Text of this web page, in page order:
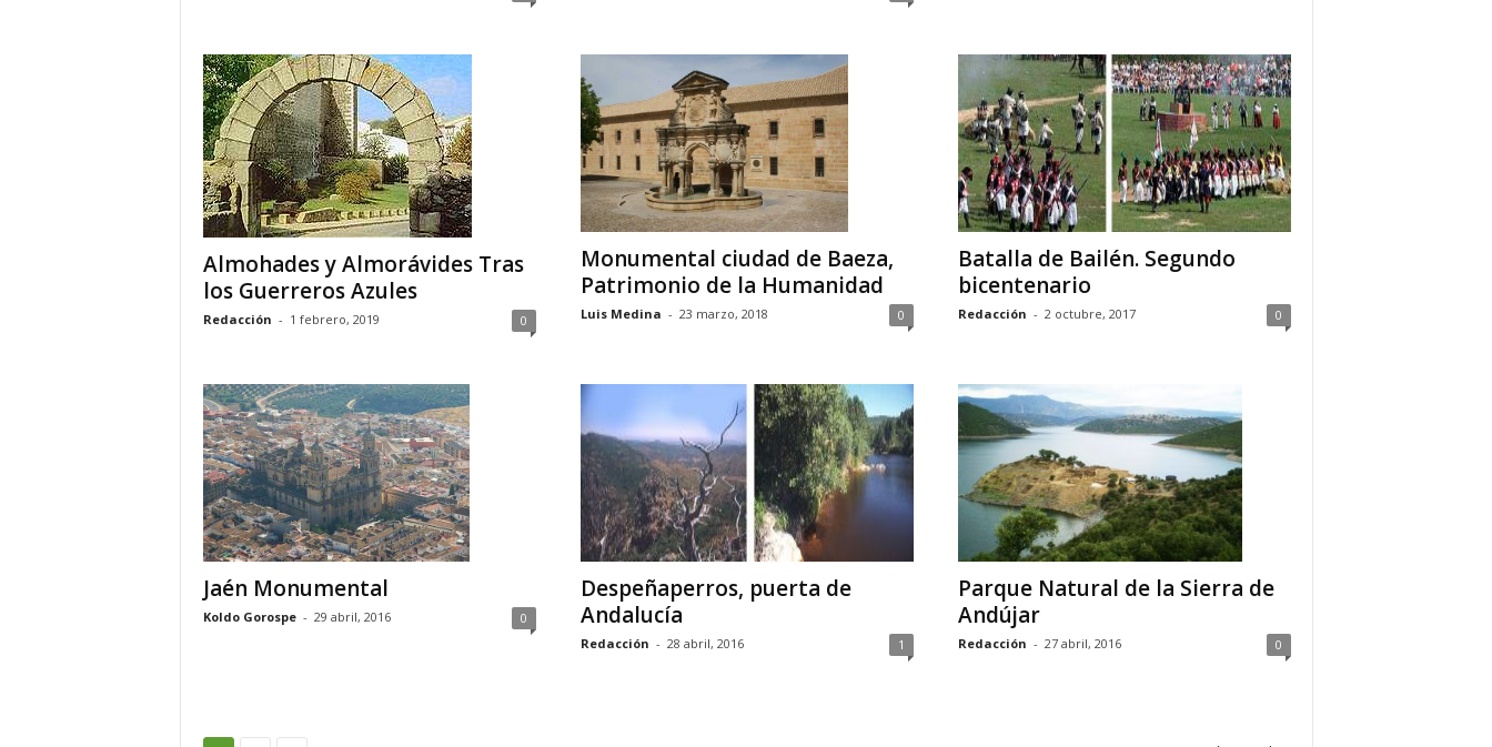
Almohades y Almorávides Tras
los Guerreros Azules
Redacción - 1 febrero, 2019 0
Monumental ciudad de Baeza,
Patrimonio de la Humanidad
Luis Medina - 23 marzo, 2018 0
Batalla de Bailén. Segundo
bicentenario
Redacción - 2 octubre, 2017 0
Jaén Monumental
Koldo Gorospe - 29 abril, 2016 0
Despeñaperros, puerta de
Andalucía
Redacción - 28 abril, 2016 1
Parque Natural de la Sierra de
Andújar
Redacción - 27 abril, 2016 0